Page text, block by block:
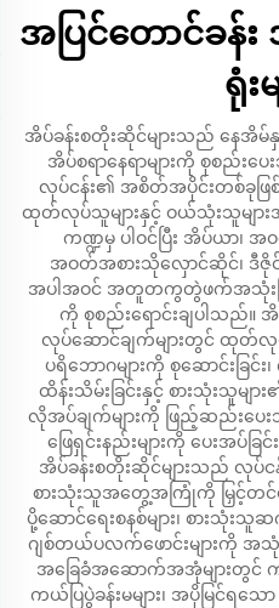
အပြင်တောင်ခ
ရုံး
အိပ်ခန်းစတိုးဆိုင်များသည် နေအိမ်
အိပ်စရာနေရာများကို စုစည်း
လုပ်ငန်း၏ အစိတ်အပိုင်းတစ်ခုဖ
ထုတ်လုပ်သူများနှင့် ဝယ်သုံးသူမျာ
ကဏ္ဍမှ ပါဝင်ပြီး အိပ်ယာ၊ အ
အဝတ်အစားသိုလှောင်ဆိုင်၊ ဒီဇိုင်
အပါအဝင် အတူတကွတွဲဖက်အသုံးပြု
ကို စုစည်းရောင်းချပါသည်။
လုပ်ဆောင်ချက်များတွင် ထုတ်
ပရိဘောဂများကို စုဆောင်းခြင်း
ထိန်းသိမ်းခြင်းနှင့် စားသုံးသူမျ
လိုအပ်ချက်များကို ဖြည့်ဆည်းပ
ဖြေရှင်းနည်းများကို ပေးအပ်ခ
အိပ်ခန်းစတိုးဆိုင်များသည် လုပ်င
စားသုံးသူအတွေ့အကြုံကို မြှင့်တင်ပ
ပို့ဆောင်ရေးစနစ်များ၊ စားသုံးသူ
ဂျစ်တယ်ပလက်ဖောင်းများကို အ
အခြေခံအဆောက်အအုံများတွင် ကုန်
ကယ်ပြပွဲခန်းမများ၊ အပိုမြင်ရသေ